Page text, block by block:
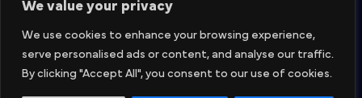
We value your privacy
We use cookies to enhance your browsing experience,
serve personalised ads or content, and analyse our traffic.
By clicking "Accept All", you consent to our use of cookies.